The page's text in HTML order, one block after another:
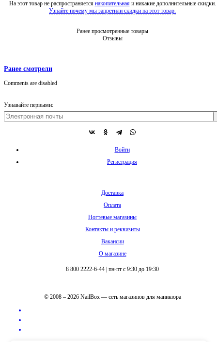
На этот товар не распространяется накопительнаяи никакие дополнительные скидки.
Узнайте почему мы запретили скидки на этот товар.
Ранее просмотренные товары
Отзывы
Ранее смотрели
Comments are disabled
Узнавайте первыми:
Войти
Регистрация
Доставка
Оплата
Ногтевые магазины
Контакты и реквизиты
Вакансии
О магазине
8 800 2222-6-44 пн-пт с 9:30 до 19:30
© 2008 – 2026 NailBox — сеть магазинов для маникюра